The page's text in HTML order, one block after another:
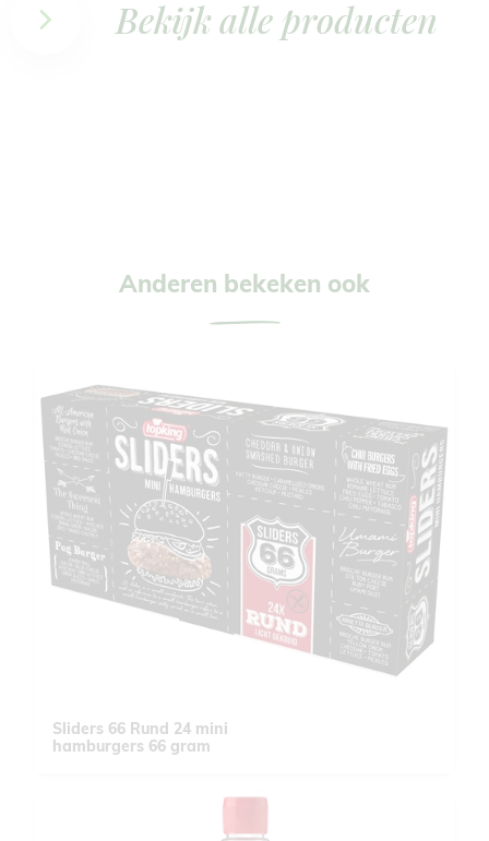
Bekijk alle producten
Anderen bekeken ook
Sliders 66 Rund 24 mini
hamburgers 66 gram